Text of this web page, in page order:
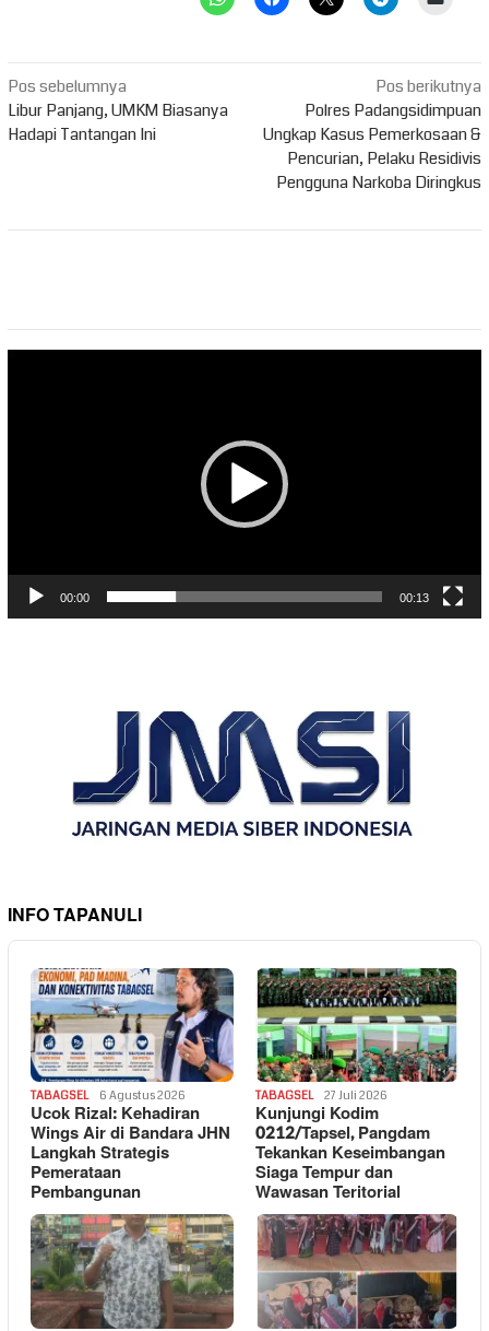
Navigasi
pos
Pos sebelumnya
Libur Panjang, UMKM Biasanya
Hadapi Tantangan Ini
Pos berikutnya
Polres Padangsidimpuan
Ungkap Kasus Pemerkosaan &
Pencurian, Pelaku Residivis
Pengguna Narkoba Diringkus
00:00 00:13
INFO TAPANULI
TABAGSEL 6 Agustus 2026
Ucok Rizal: Kehadiran
Wings Air di Bandara JHN
Langkah Strategis
Pemerataan
Pembangunan
TABAGSEL 27 Juli 2026
Kunjungi Kodim
0212/Tapsel, Pangdam
Tekankan Keseimbangan
Siaga Tempur dan
Wawasan Teritorial